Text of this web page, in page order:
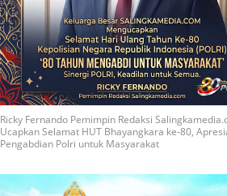
Ricky Fernando Pemimpin Redaksi
Ucapkan Selamat HUT Bhayangkara ke-80,
Pengabdian Polri untuk Masyarakat